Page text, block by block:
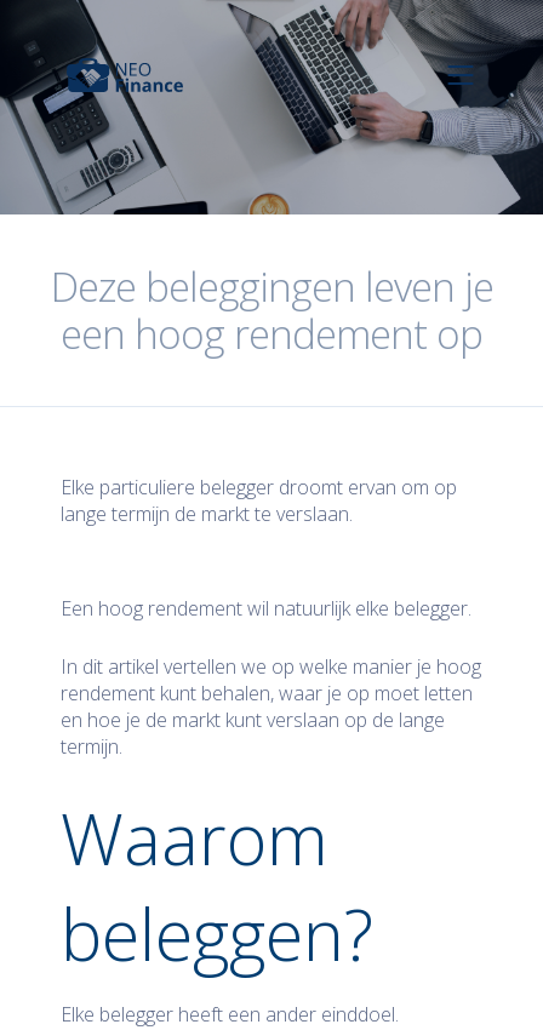
Deze beleggingen leven je
een hoog rendement op
Elke particuliere belegger droomt ervan om op
lange termijn de markt te verslaan.
Een hoog rendement wil natuurlijk elke belegger.
In dit artikel vertellen we op welke manier je hoog
rendement kunt behalen, waar je op moet letten
en hoe je de markt kunt verslaan op de lange
termijn.
Waarom
beleggen?
Elke belegger heeft een ander einddoel.